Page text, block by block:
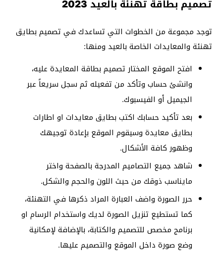
تصميم بطاقة تهنئة بالعيد 2023
توجد مجموعة من الخطوات التي تساعدك في تصميم بطايق
تهنئة والمعايدات الخاصة بالعيد ومنها:
افتح الموقع المختار تصميم بطاقة المعايدة عليه،
وانشئ حساب وتأكد من تفعيله ثم سجل سريعاً عبر
الجيميل أو الفيسبوك.
بعد تأكيد حسابك اكتب بطايق معايدات او اطارات
بطايق معايدة وسيقوم الموقع بإعادة توجيهك
وظهور كافة الأشكال.
شاهد جميع التصاميم المدرجة بالصفحة واختر
مايناسب ذوقك من حيث اللون والحجم والشكل.
حرر الصورة واضف العبارة المراد ذكرها في التهنئة،
كما تستطيع تنزيل الصورة لديك واستخدام الرسام او
برنامج مخصص للتصميم والكتابة، بالإضافة لإمكانية
وضع صورة داخل الموقع والتصميم عليها.